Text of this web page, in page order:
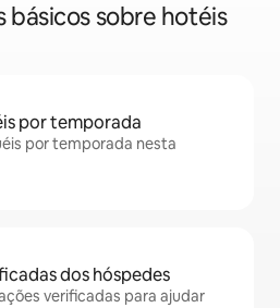
básicos sobre hotéis
por temporada
por temporada nesta
dos hóspedes
verificadas para ajudar